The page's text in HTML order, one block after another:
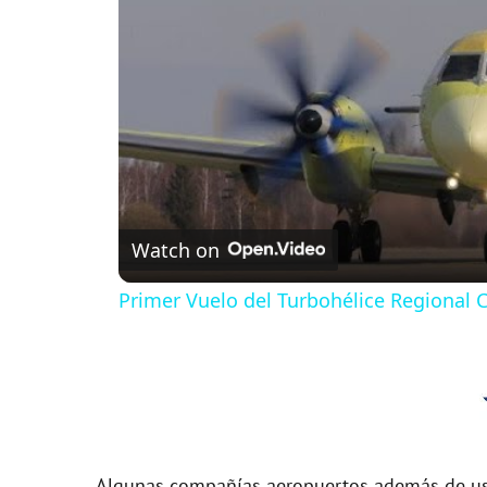
Watch on
Primer Vuelo del Turbohélice Regional